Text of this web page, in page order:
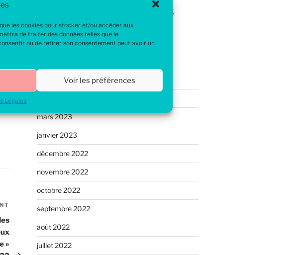
les cookies pour stocker et/ou accéder aux
de traiter des données telles que le
ou de retirer son consentement peut avoir un
Voir les préférences
Légales
suivant
»
Commentaires récents
Aucun commentaire à afficher.
Archives
mars 2023
janvier 2023
décembre 2022
novembre 2022
octobre 2022
septembre 2022
août 2022
juillet 2022